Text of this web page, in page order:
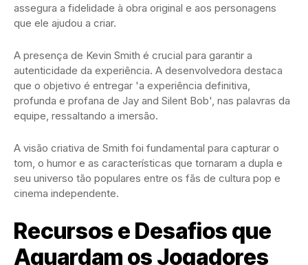
assegura a fidelidade à obra original e aos personagens
que ele ajudou a criar.
A presença de Kevin Smith é crucial para garantir a
autenticidade da experiência. A desenvolvedora destaca
que o objetivo é entregar 'a experiência definitiva,
profunda e profana de Jay and Silent Bob', nas palavras da
equipe, ressaltando a imersão.
A visão criativa de Smith foi fundamental para capturar o
tom, o humor e as características que tornaram a dupla e
seu universo tão populares entre os fãs de cultura pop e
cinema independente.
Recursos e Desafios que
Aguardam os Jogadores